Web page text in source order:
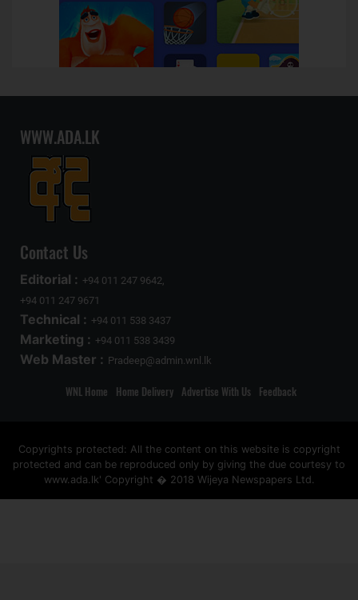
WWW.ADA.LK
Contact Us
Editorial : +94 011 247 9642,
+94 011 247 9671
Technical : +94 011 538 3437
Marketing : +94 011 538 3439
Web Master : Pradeep@admin.wnl.lk
WNL Home Home Delivery Advertise With Us Feedback
Copyrights protected: All the content on this website is copyright
protected and can be reproduced only by giving the due courtesy to
www.ada.lk' Copyright � 2018 Wijeya Newspapers Ltd.